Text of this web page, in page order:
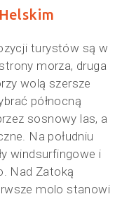
turystów są w
morza, druga
wolą szersze
północną
sosnowy las, a
Na południu
windsurfingowe i
Nad Zatoką
molo stanowi